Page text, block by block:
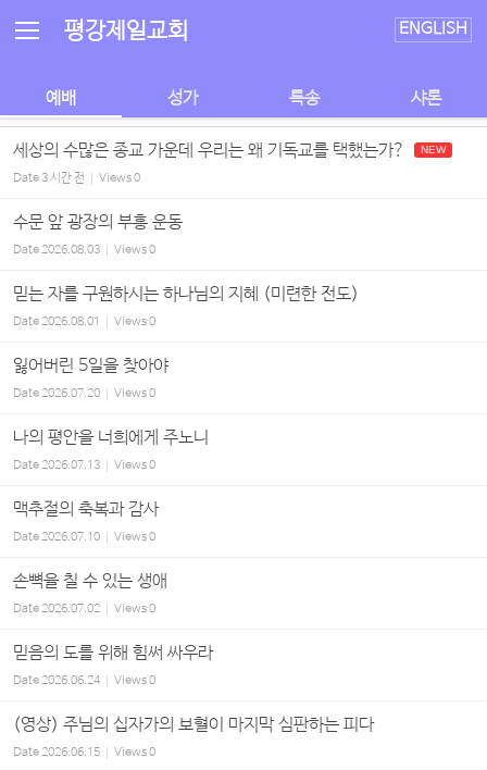
평강제일교회 ENGLISH
예배 성가 특송 샤론
세상의 수많은 종교 가운데 우리는 왜 기독교를 택했는가? NEW
Date3 시간 전 Views0
수문 앞 광장의 부흥 운동
Date2026.08.03 Views0
믿는 자를 구원하시는 하나님의 지혜 (미련한 전도)
Date2026.08.01 Views0
잃어버린 5일을 찾아야
Date2026.07.20 Views0
나의 평안을 너희에게 주노니
Date2026.07.13 Views0
맥추절의 축복과 감사
Date2026.07.10 Views0
손뼉을 칠 수 있는 생애
Date2026.07.02 Views0
믿음의 도를 위해 힘써 싸우라
Date2026.06.24 Views0
(영상) 주님의 십자가의 보혈이 마지막 심판하는 피다
Date2026.06.15 Views0